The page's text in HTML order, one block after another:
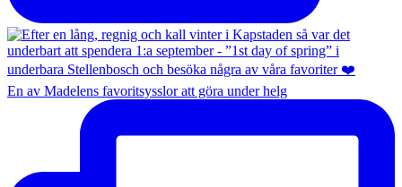
En av Madelens favoritsysslor att göra under helg